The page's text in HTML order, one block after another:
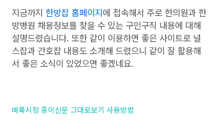
지금까지 한방잡 홈페이지에 접속해서 주로 한의원과 한
방병원 채용정보를 찾을 수 있는 구인구직 내용에 대해
설명드렸습니다. 또한 같이 이용하면 좋은 사이트로 널
스잡과 간호잡 내용도 소개해 드렸으니 같이 잘 활용해
서 좋은 소식이 있었으면 좋겠네요.
벼룩시장 종이신문 그대로보기 사용방법